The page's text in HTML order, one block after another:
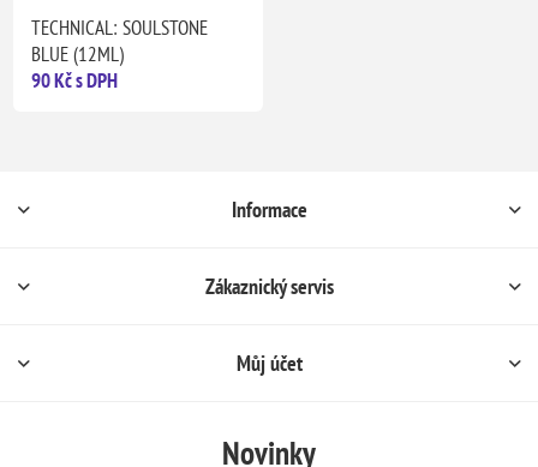
TECHNICAL: SOULSTONE
BLUE (12ML)
90 Kč s DPH
Informace
Zákaznický servis
Můj účet
Novinky